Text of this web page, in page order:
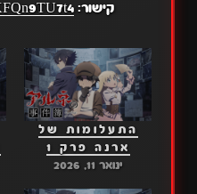
קישור:
התעלומות של
ארנה פרק 1
ינואר 11, 2026